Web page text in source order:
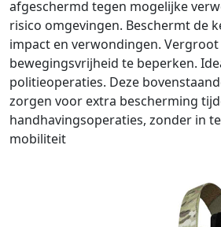
afgeschermd tegen mogelijke
risico omgevingen. Beschermt de
impact en verwondingen.
bewegingsvrijheid te beperken.
politieoperaties. Deze
zorgen voor extra bescherming
handhavingsoperaties, zonder in
mobiliteit